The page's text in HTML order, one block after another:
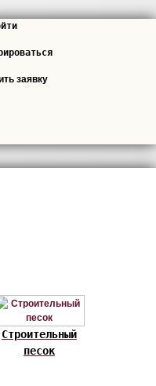
заявку
Строительный
песок